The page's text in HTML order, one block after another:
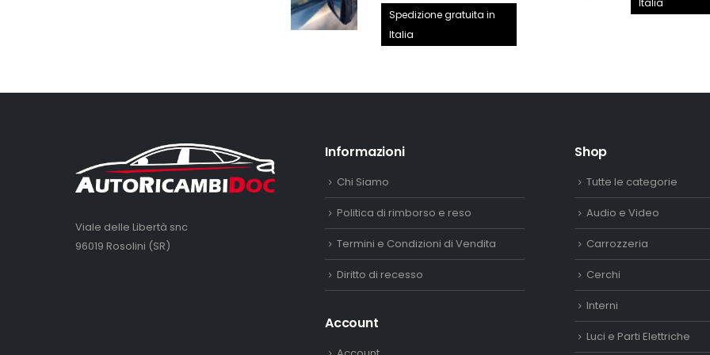
prezzo
prezzo
Spedizione gratuita in
Italia
Italia
Viale delle Libertà snc
96019 Rosolini (SR)
Informazioni
Chi Siamo
Politica di rimborso e reso
Termini e Condizioni di Vendita
Diritto di recesso
Account
Shop
Tutte le categorie
Audio e Video
Carrozzeria
Cerchi
Interni
Luci e Parti Elettriche